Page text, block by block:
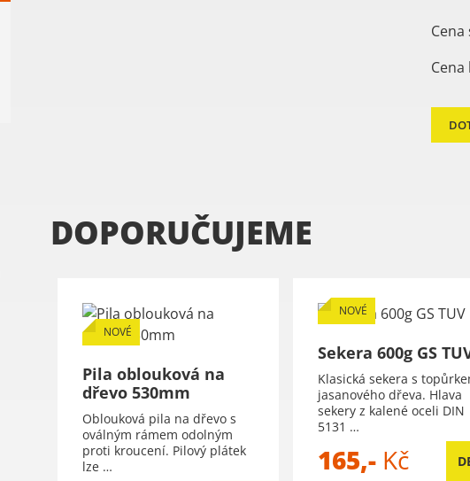
Cena
Cena
DOPORUČUJEME
NOVÉ
Pila oblouková na
dřevo 530mm
Oblouková pila na dřevo s
oválným rámem odolným
proti kroucení. Pilový plátek
lze …
NOVÉ
Sekera 600g GS
Klasická sekera s
jasanového dřeva. Hlava
sekery z kalené oceli DIN
5131 …
165,-Kč